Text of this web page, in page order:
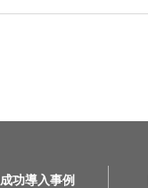
成功導入事例